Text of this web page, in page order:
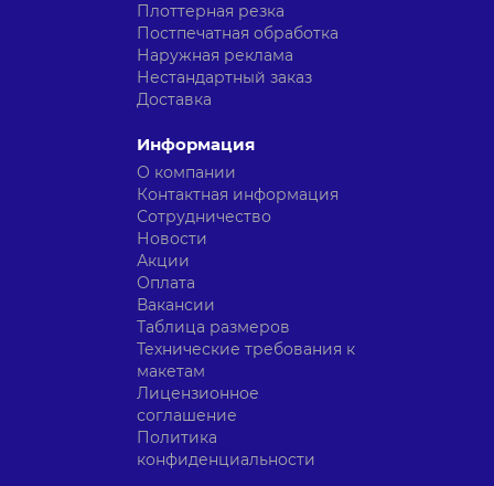
Плоттерная резка
Постпечатная обработка
Наружная реклама
Нестандартный заказ
Доставка
Информация
О компании
Контактная информация
Сотрудничество
Новости
Акции
Оплата
Вакансии
Таблица размеров
Технические требования к
макетам
Лицензионное
соглашение
Политика
конфиденциальности